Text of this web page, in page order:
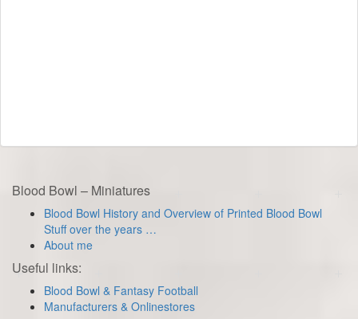
Blood Bowl – Miniatures
Blood Bowl History and Overview of Printed Blood Bowl
Stuff over the years …
About me
Useful links:
Blood Bowl & Fantasy Football
Manufacturers & Onlinestores